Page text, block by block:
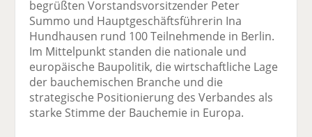
o
o
k
te
il
e
n
di
n
te
il
n
er
n
e
begrüßten Vorstandsvorsitzender Peter
Summo und Hauptgeschäftsführerin Ina
Hundhausen rund 100 Teilnehmende in Berlin.
Im Mittelpunkt standen die nationale und
europäische Baupolitik, die wirtschaftliche Lage
der bauchemischen Branche und die
strategische Positionierung des Verbandes als
starke Stimme der Bauchemie in Europa.